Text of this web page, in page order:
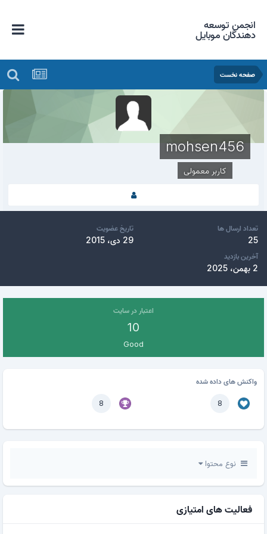
انجمن توسعه
دهندگان موبایل
صفحه نخست
mohsen456
کاربر معمولی
تعداد ارسال ها
25
تاریخ عضویت
29 دی، 2015
آخرین بازدید
2 بهمن، 2025
اعتبار در سایت
10
Good
واکنش های داده شده
8
8
نوع محتوا
فعالیت های امتیازی